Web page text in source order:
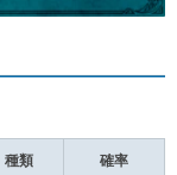
種類 確率